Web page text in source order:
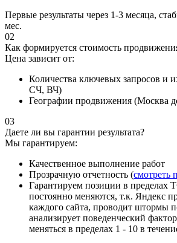
Первые результаты через 1-3 месяца,
мес.
02
Как формируется стоимость
Цена зависит от:
Количества ключевых запросов и
СЧ, ВЧ)
Географии продвижения (Москва
03
Даете ли вы гарантии результата?
Мы гарантируем:
Качественное выполнение работ
Прозрачную отчетность (смотреть
Гарантируем позиции в пределах
постоянно меняются, т.к. Яндекс
каждого сайта, проводит штормы
анализирует поведенческий
меняться в пределах 1 - 10 в